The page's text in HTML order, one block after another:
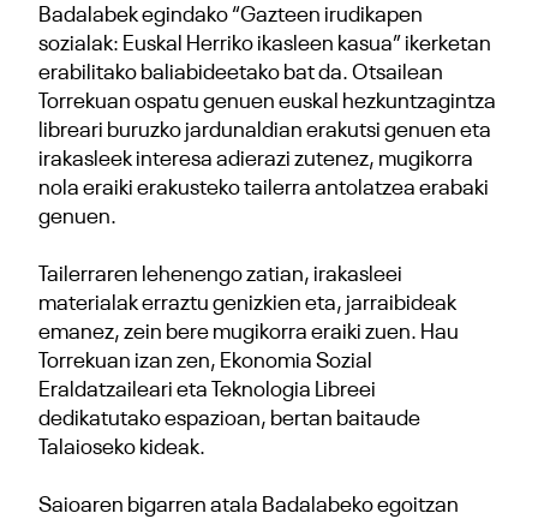
Badalabek egindako “Gazteen irudikapen
sozialak: Euskal Herriko ikasleen kasua” ikerketan
erabilitako baliabideetako bat da. Otsailean
Torrekuan ospatu genuen euskal hezkuntzagintza
libreari buruzko jardunaldian erakutsi genuen eta
irakasleek interesa adierazi zutenez, mugikorra
nola eraiki erakusteko tailerra antolatzea erabaki
genuen.
Tailerraren lehenengo zatian, irakasleei
materialak erraztu genizkien eta, jarraibideak
emanez, zein bere mugikorra eraiki zuen. Hau
Torrekuan izan zen, Ekonomia Sozial
Eraldatzaileari eta Teknologia Libreei
dedikatutako espazioan, bertan baitaude
Talaioseko kideak.
Saioaren bigarren atala Badalabeko egoitzan